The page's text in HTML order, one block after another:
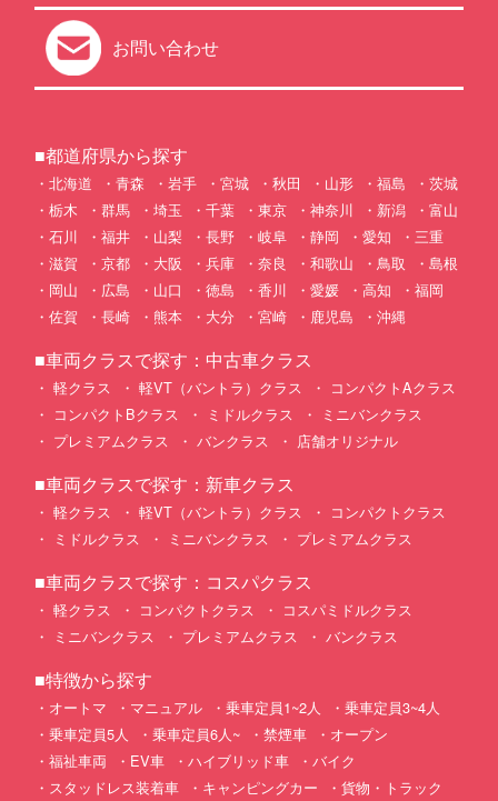
お問い合わせ
■都道府県から探す
北海道 青森 岩手 宮城 秋田 山形 福島
茨城
栃木
群馬 埼玉 千葉 東京 神奈川 新潟
富山
石川
福井 山梨 長野 岐阜 静岡 愛知
三重
滋賀
京都 大阪 兵庫 奈良 和歌山 鳥取
島根
岡山
広島 山口 徳島 香川 愛媛 高知
福岡
佐賀
長崎 熊本 大分 宮崎 鹿児島 沖縄
■車両クラスで探す：中古車クラス
軽クラス 軽VT（バントラ）クラス
コンパクトAクラス
コンパクトBクラス
ミドルクラス
ミニバンクラス
プレミアムクラス
バンクラス 店舗オリジナル
■車両クラスで探す：新車クラス
軽クラス 軽VT（バントラ）クラス
コンパクトクラス
ミドルクラス
ミニバンクラス プレミアムクラス
■車両クラスで探す：コスパクラス
軽クラス コンパクトクラス
コスパミドルクラス
ミニバンクラス
プレミアムクラス バンクラス
■特徴から探す
オートマ マニュアル 乗車定員1~2人
乗車定員3~4人
乗車定員5人
乗車定員6人~ 禁煙車
オープン
福祉車両
EV車 ハイブリッド車
バイク
スタッドレス装着車
キャンピングカー 貨物・トラック